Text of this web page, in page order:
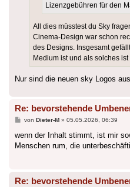
Lizenzgebühren für den
All dies müsstest du Sky
Cinema-Design war schon
des Designs. Insgesamt
Medium ist und als solches
Nur sind die neuen sky Logos
Re: bevorstehende
Beitrag
von Dieter-M» 05.05.2026, 06:39
wenn der Inhalt stimmt, ist mir
Menschen rum, die
Re: bevorstehende